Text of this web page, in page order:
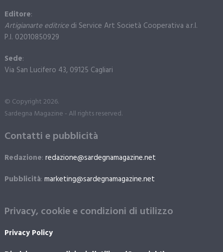
Editore:
Artigianarte editricedi Service Art Società Cooperativa a.r.l.
P.I. 02010850929
Sede:
Via San Lucifero 43, 09125 Cagliari
© Copyright 2026.
Sardegna Magazine - All rights reserved.
Contatti e pubblicità
Redazione: redazione@sardegnamagazine.net
Pubblicità: marketing@sardegnamagazine.net
Privacy, cookie e condizioni di utilizzo
Privacy Policy